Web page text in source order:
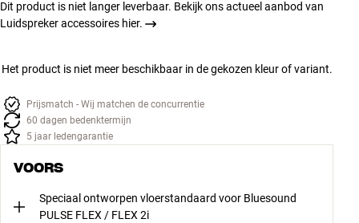
Klantenservice
Bouw met geluid
Dit product is niet langer leverbaar. Bekijk ons actueel aanbod van
Luidspreker accessoires hier.
Het product is niet meer beschikbaar in de gekozen kleur of variant.
Prijsmatch - Wij matchen de concurrentie
60 dagen bedenktermijn
5 jaar ledengarantie
VOORS
Speciaal ontworpen vloerstandaard voor Bluesound
PULSE FLEX / FLEX 2i